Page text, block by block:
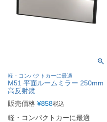
軽・コンパクトカーに最適
M51 平面ルームミラー 250mm
高反射鏡
販売価格 ¥858税込
軽・コンパクトカーに最適